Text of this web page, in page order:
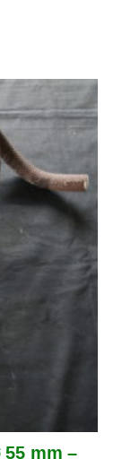
mm –